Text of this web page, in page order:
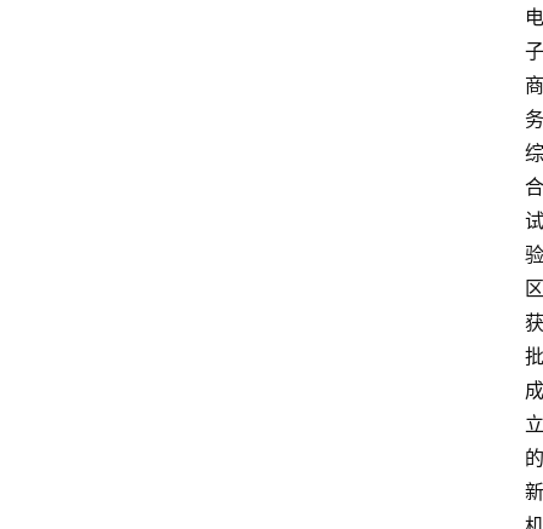
电
子
商
务
综
合
试
验
区
获
批
成
立
的
新